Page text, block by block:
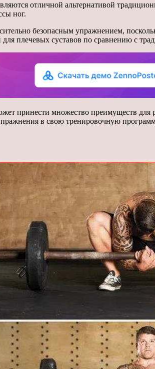
отличной альтернативой
ног.
безопасным упражнением,
плечевых суставов по сравнению с
принести множество преимуществ
в свою тренировочную